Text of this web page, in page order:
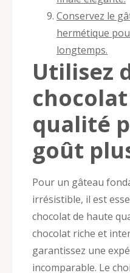
Conservez le
hermétique
longtemps.
Utilisez
qualité
goût
Pour un gâteau
irrésistible, il est
chocolat de haute
chocolat riche et
garantissez une
incomparable. Le